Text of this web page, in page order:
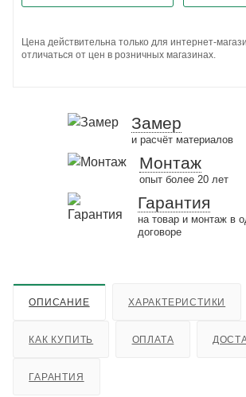
Цена действительна только для интернет-
отличаться от цен в розничных магазинах.
Замер
и расчёт материалов
Монтаж
опыт более 20 лет
Гарантия
на товар и монтаж в
договоре
ОПИСАНИЕ ХАРАКТЕРИСТИКИ
КАК КУПИТЬ ОПЛАТА
ГАРАНТИЯ